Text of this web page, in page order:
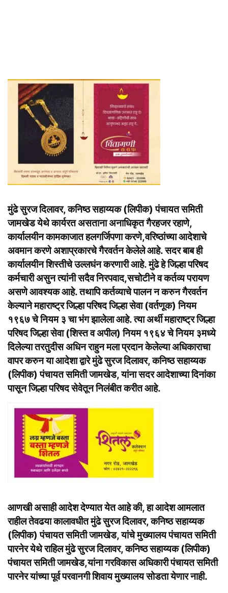
मुंढे सुरज दिलावर, कनिष्ठ सहाय्यक (लिपीक) पंचायत समिती
जामखेड येथे कार्यरत असताना अनाधिकृत गैरहजर रहाणे,
कार्यालयीन कामकाजात हलगर्जिपणा करणे,वरिष्ठांच्या आदेशाचे
अवमान करणे अशाप्रकारचे गैरवर्तन केलेले आहे. सदर बाब ही
कार्यालयीन शिस्तीचे उल्लघंन करणारी आहे. मुंढे हे जिल्हा परिषद
कर्मचारी असुन त्यांनी सदैव निरपवाद,सचोटीने व कर्तव्य परायण
असणे आवश्यक आहे. तथापि कर्तव्याचे पालन न करुन गैरवर्तन
केल्याने महाराष्ट्र जिल्हा परिषद जिल्हा सेवा (वर्तणूक) नियम
१९६७ चे नियम ३ चा भंग झालेला आहे. त्या अर्थी महाराष्ट्र जिल्हा
परिषद जिल्हा सेवा (शिस्त व अपील) नियम १९६४ चे नियम ३मध्ये
दिलेल्या तरतुदीस अधिन राहुन मला प्रदान केलेल्या अधिकाराचा
वापर करुन या आदेशा द्वारे मुंढे सुरज दिलावर, कनिष्ठ सहाय्यक
(लिपीक) पंचायत समिती जामखेड, यांना सदर आदेशाच्या दिनांका
पासून जिल्हा परिषद सेवेतून निलंबीत करीत आहे.
आणखी असाही आदेश देण्यात येत आहे की, हा आदेश आमलात
राहील तेवढया कालावधीत मुंढे सुरज दिलावर, कनिष्ठ सहाय्यक
(लिपीक) पंचायत समिती जामखेड, यांचे मुख्यालय पंचायत समिती
पारनेर येथे राहिल मुंढे सुरज दिलावर, कनिष्ठ सहाय्यक (लिपीक)
पंचायत समिती जामखेड,यांना गरविकास अधिकारी पंचायत समिती
पारनेर यांच्या पूर्व परवानगी शिवाय मुख्यालय सोडता येणार नाही.